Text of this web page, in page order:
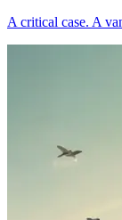
A critical case. A